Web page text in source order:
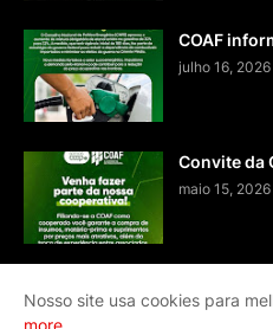
COAF
julho 16, 2026
Convite da
maio 15, 2026
Nosso site usa cookies para
more